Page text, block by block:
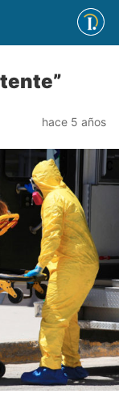
hace 5 años